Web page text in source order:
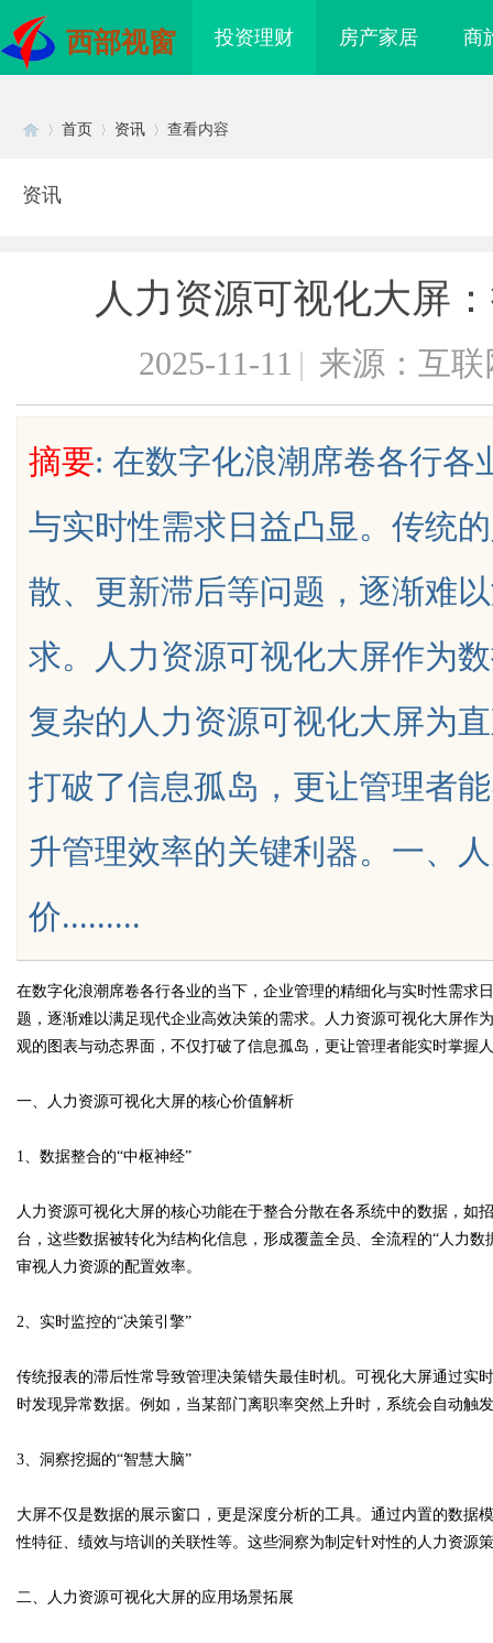
西部视窗 投资理财 房产家居 商
uz
Bo
ar
d
首页 资讯 查看内容
资讯
人力资源可视化大屏
2025-11-11 | 来源：互联
摘要: 在数字化浪潮席卷各行各
与实时性需求日益凸显。传统
散、更新滞后等问题，逐渐难
求。人力资源可视化大屏作为
复杂的人力资源可视化大屏为
打破了信息孤岛，更让管理者
升管理效率的关键利器。一、
价.........
在数字化浪潮席卷各行各业的当下，企业管理的精细化与实时性需求
题，逐渐难以满足现代企业高效决策的需求。人力资源可视化大屏作
观的图表与动态界面，不仅打破了信息孤岛，更让管理者能实时掌握
一、人力资源可视化大屏的核心价值解析
1、数据整合的“中枢神经”
人力资源可视化大屏的核心功能在于整合分散在各系统中的数据，如
台，这些数据被转化为结构化信息，形成覆盖全员、全流程的“人力
审视人力资源的配置效率。
2、实时监控的“决策引擎”
传统报表的滞后性常导致管理决策错失最佳时机。可视化大屏通过实
时发现异常数据。例如，当某部门离职率突然上升时，系统会自动触
3、洞察挖掘的“智慧大脑”
大屏不仅是数据的展示窗口，更是深度分析的工具。通过内置的数据
性特征、绩效与培训的关联性等。这些洞察为制定针对性的人力资源
二、人力资源可视化大屏的应用场景拓展
整张脸的点睛之
的气质加分项